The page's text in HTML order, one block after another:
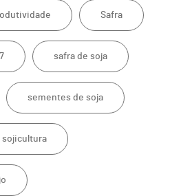
Safra
safra de soja
sementes de soja
sojicultura